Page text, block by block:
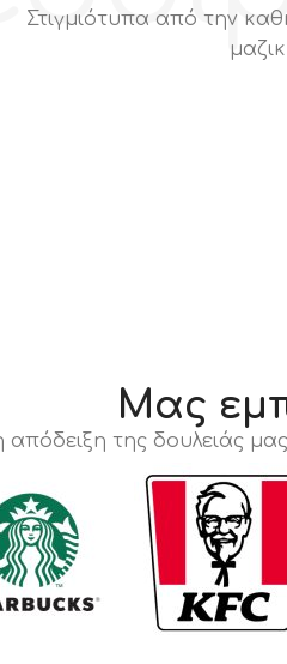
Στιγμιότυπα από την
Μας
απόδειξη της δουλειάς μας